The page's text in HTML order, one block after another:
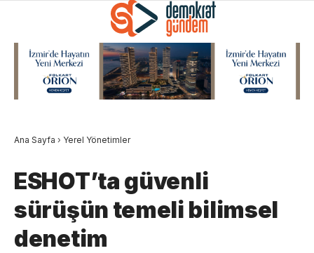
Ana Sayfa › Yerel Yönetimler
ESHOT’ta güvenli
sürüşün temeli bilimsel
denetim